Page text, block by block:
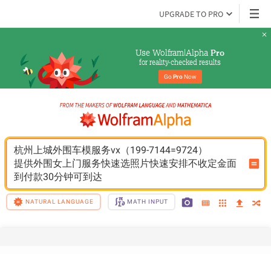
UPGRADE TO PRO
Use Wolfram|Alpha Pro
for reality-checked results
Go Pro Now
杭州上城外围车模服务vx（199-7144=9724）
提供外围女上门服务快速选照片快速安排不收定金面
到付款30分钟可到达
NATURAL LANGUAGE MATH INPUT